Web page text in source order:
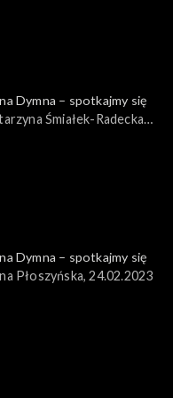
Dymna – spotkajmy się
Śmiałek-Radecka,
Dymna – spotkajmy się
Płoszyńska, 24.02.2023